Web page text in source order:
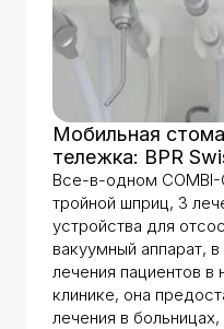
Мобильная
тележка: BPR
Все-в-одном COMBI-
тройной шприц, 3
устройства для
вакуумный аппарат,
лечения пациентов в
клинике, она
лечения в